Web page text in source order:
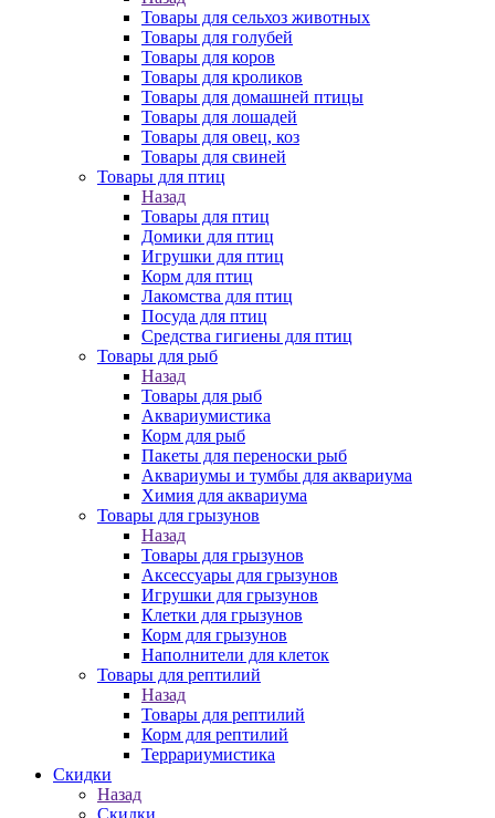
Товары для сельхоз животных
Товары для голубей
Товары для коров
Товары для кроликов
Товары для домашней птицы
Товары для лошадей
Товары для овец, коз
Товары для свиней
Товары для птиц
Назад
Товары для птиц
Домики для птиц
Игрушки для птиц
Корм для птиц
Лакомства для птиц
Посуда для птиц
Средства гигиены для птиц
Товары для рыб
Назад
Товары для рыб
Аквариумистика
Корм для рыб
Пакеты для переноски рыб
Аквариумы и тумбы для аквариума
Химия для аквариума
Товары для грызунов
Назад
Товары для грызунов
Аксессуары для грызунов
Игрушки для грызунов
Клетки для грызунов
Корм для грызунов
Наполнители для клеток
Товары для рептилий
Назад
Товары для рептилий
Корм для рептилий
Террариумистика
Скидки
Назад
Скидки